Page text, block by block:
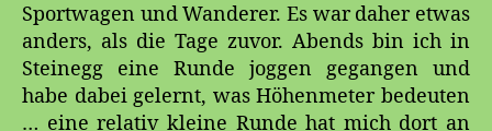
Sportwagen und Wanderer. Es war daher etwas
anders, als die Tage zuvor. Abends bin ich in
Steinegg eine Runde joggen gegangen und
habe dabei gelernt, was Höhenmeter bedeuten
… eine relativ kleine Runde hat mich dort an